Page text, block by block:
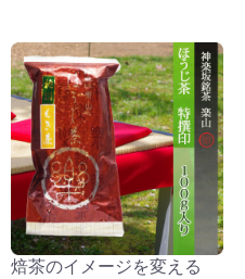
焙茶のイメージを変える